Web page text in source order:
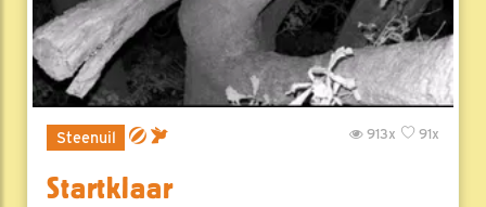
Steenuil 91x
913x
Startklaar